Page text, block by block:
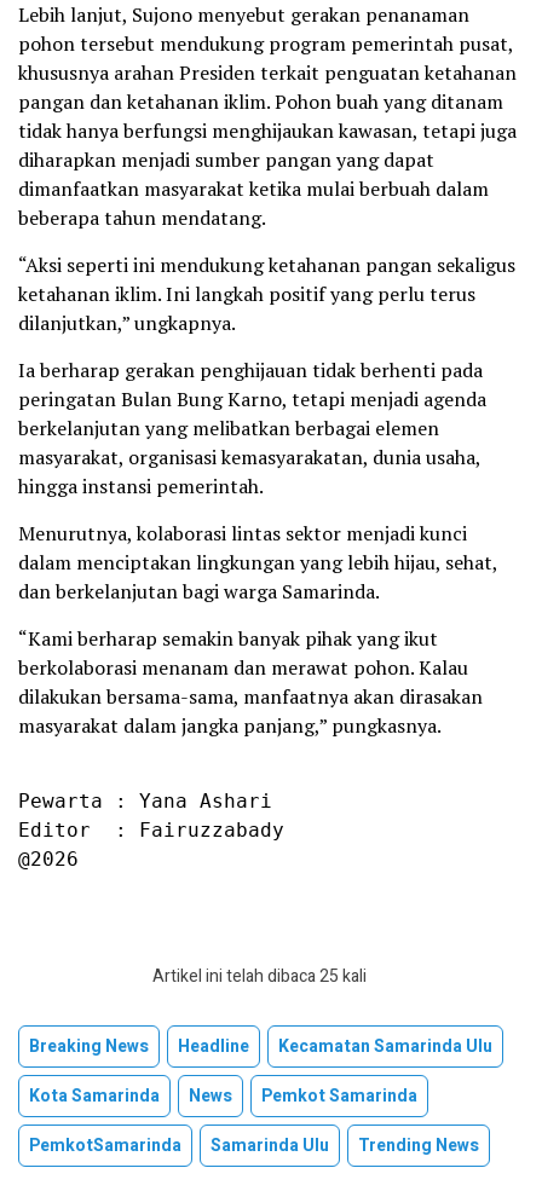
Lebih lanjut, Sujono menyebut gerakan penanaman
pohon tersebut mendukung program pemerintah pusat,
khususnya arahan Presiden terkait penguatan ketahanan
pangan dan ketahanan iklim. Pohon buah yang ditanam
tidak hanya berfungsi menghijaukan kawasan, tetapi juga
diharapkan menjadi sumber pangan yang dapat
dimanfaatkan masyarakat ketika mulai berbuah dalam
beberapa tahun mendatang.
“Aksi seperti ini mendukung ketahanan pangan sekaligus
ketahanan iklim. Ini langkah positif yang perlu terus
dilanjutkan,” ungkapnya.
Ia berharap gerakan penghijauan tidak berhenti pada
peringatan Bulan Bung Karno, tetapi menjadi agenda
berkelanjutan yang melibatkan berbagai elemen
masyarakat, organisasi kemasyarakatan, dunia usaha,
hingga instansi pemerintah.
Menurutnya, kolaborasi lintas sektor menjadi kunci
dalam menciptakan lingkungan yang lebih hijau, sehat,
dan berkelanjutan bagi warga Samarinda.
“Kami berharap semakin banyak pihak yang ikut
berkolaborasi menanam dan merawat pohon. Kalau
dilakukan bersama-sama, manfaatnya akan dirasakan
masyarakat dalam jangka panjang,” pungkasnya.
Pewarta : Yana Ashari
Editor  : Fairuzzabady
@2026
Artikel ini telah dibaca 25 kali
Breaking News Headline
Kecamatan Samarinda Ulu
Kota Samarinda
News
Pemkot Samarinda
PemkotSamarinda
Samarinda Ulu Trending News